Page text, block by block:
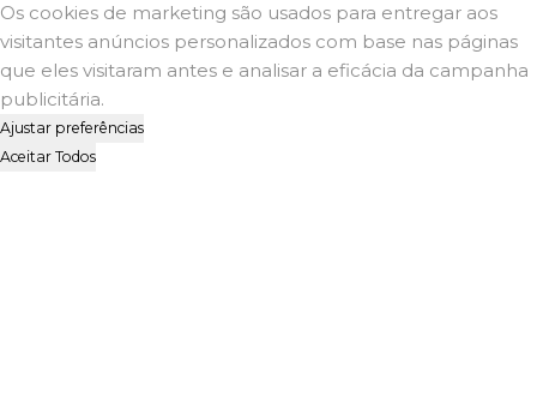
Os cookies de marketing são usados para entregar aos
visitantes anúncios personalizados com base nas páginas
que eles visitaram antes e analisar a eficácia da campanha
publicitária.
Ajustar preferências
Aceitar Todos